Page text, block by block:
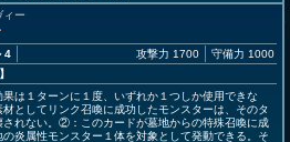
ィー
4
】
攻撃力 1700 守備力 1000
は１ターンに１度、いずれか１つしか使用できな
としてリンク召喚に成功したモンスターは、そのタ
されない。②：このカードが墓地からの特殊召喚に成
炎属性モンスター１体を対象として発動できる。そ